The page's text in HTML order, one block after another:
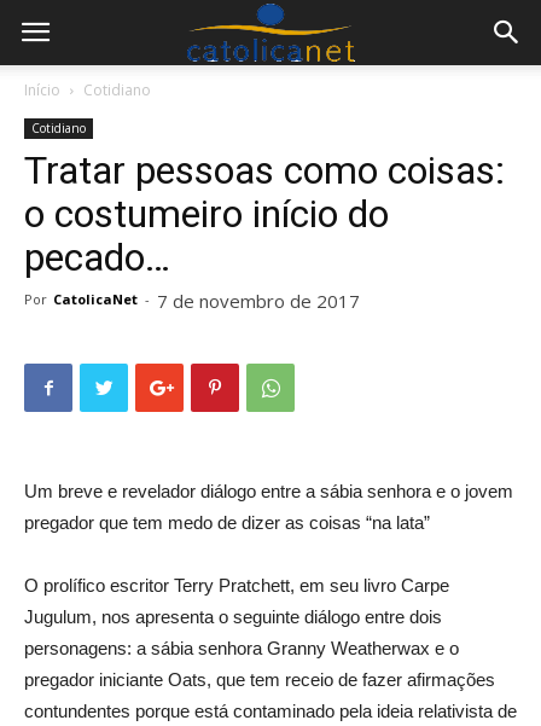
Início Cotidiano
Cotidiano
Tratar pessoas como coisas:
o costumeiro início do
pecado…
Por CatolicaNet - 7 de novembro de 2017
Um breve e revelador diálogo entre a sábia senhora e o jovem
pregador que tem medo de dizer as coisas “na lata”
O prolífico escritor Terry Pratchett, em seu livro Carpe
Jugulum, nos apresenta o seguinte diálogo entre dois
personagens: a sábia senhora Granny Weatherwax e o
pregador iniciante Oats, que tem receio de fazer afirmações
contundentes porque está contaminado pela ideia relativista de